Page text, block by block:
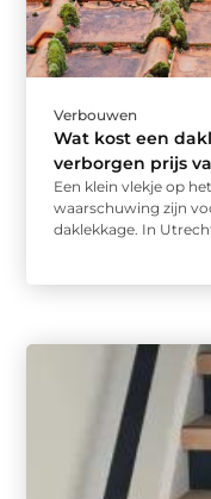
Verbouwen
Wat kost een
verborgen prijs
Een klein vlekje op
waarschuwing zijn
daklekkage. In Utrecht